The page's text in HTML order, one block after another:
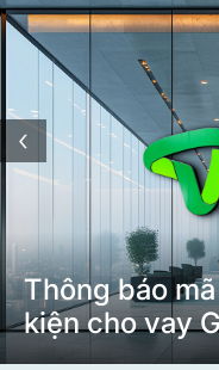
Thông báo
kiện cho vay
‹